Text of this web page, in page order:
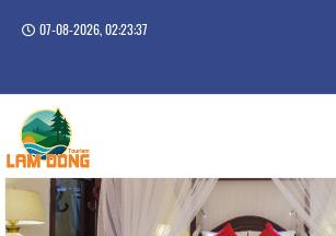
07-08-2026, 02:23:37